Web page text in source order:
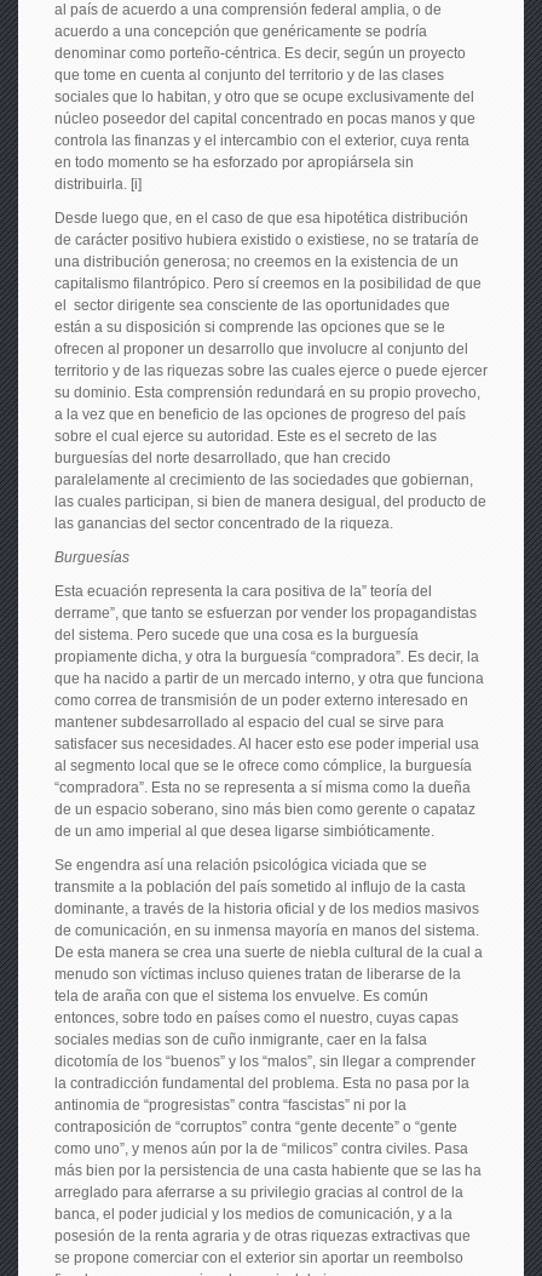
al país de acuerdo a una comprensión federal amplia, o de
acuerdo a una concepción que genéricamente se podría
denominar como porteño-céntrica. Es decir, según un proyecto
que tome en cuenta al conjunto del territorio y de las clases
sociales que lo habitan, y otro que se ocupe exclusivamente del
núcleo poseedor del capital concentrado en pocas manos y que
controla las finanzas y el intercambio con el exterior, cuya renta
en todo momento se ha esforzado por apropiársela sin
distribuirla. [i]
Desde luego que, en el caso de que esa hipotética distribución
de carácter positivo hubiera existido o existiese, no se trataría de
una distribución generosa; no creemos en la existencia de un
capitalismo filantrópico. Pero sí creemos en la posibilidad de que
el sector dirigente sea consciente de las oportunidades que
están a su disposición si comprende las opciones que se le
ofrecen al proponer un desarrollo que involucre al conjunto del
territorio y de las riquezas sobre las cuales ejerce o puede ejercer
su dominio. Esta comprensión redundará en su propio provecho,
a la vez que en beneficio de las opciones de progreso del país
sobre el cual ejerce su autoridad. Este es el secreto de las
burguesías del norte desarrollado, que han crecido
paralelamente al crecimiento de las sociedades que gobiernan,
las cuales participan, si bien de manera desigual, del producto de
las ganancias del sector concentrado de la riqueza.
Burguesías
Esta ecuación representa la cara positiva de la” teoría del
derrame”, que tanto se esfuerzan por vender los propagandistas
del sistema. Pero sucede que una cosa es la burguesía
propiamente dicha, y otra la burguesía “compradora”. Es decir, la
que ha nacido a partir de un mercado interno, y otra que funciona
como correa de transmisión de un poder externo interesado en
mantener subdesarrollado al espacio del cual se sirve para
satisfacer sus necesidades. Al hacer esto ese poder imperial usa
al segmento local que se le ofrece como cómplice, la burguesía
“compradora”. Esta no se representa a sí misma como la dueña
de un espacio soberano, sino más bien como gerente o capataz
de un amo imperial al que desea ligarse simbióticamente.
Se engendra así una relación psicológica viciada que se
transmite a la población del país sometido al influjo de la casta
dominante, a través de la historia oficial y de los medios masivos
de comunicación, en su inmensa mayoría en manos del sistema.
De esta manera se crea una suerte de niebla cultural de la cual a
menudo son víctimas incluso quienes tratan de liberarse de la
tela de araña con que el sistema los envuelve. Es común
entonces, sobre todo en países como el nuestro, cuyas capas
sociales medias son de cuño inmigrante, caer en la falsa
dicotomía de los “buenos” y los “malos”, sin llegar a comprender
la contradicción fundamental del problema. Esta no pasa por la
antinomia de “progresistas” contra “fascistas” ni por la
contraposición de “corruptos” contra “gente decente” o “gente
como uno”, y menos aún por la de “milicos” contra civiles. Pasa
más bien por la persistencia de una casta habiente que se las ha
arreglado para aferrarse a su privilegio gracias al control de la
banca, el poder judicial y los medios de comunicación, y a la
posesión de la renta agraria y de otras riquezas extractivas que
se propone comerciar con el exterior sin aportar un reembolso